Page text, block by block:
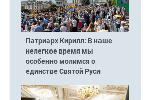
Патриарх Кирилл: В наше
нелегкое время мы
особенно молимся о
единстве Святой Руси